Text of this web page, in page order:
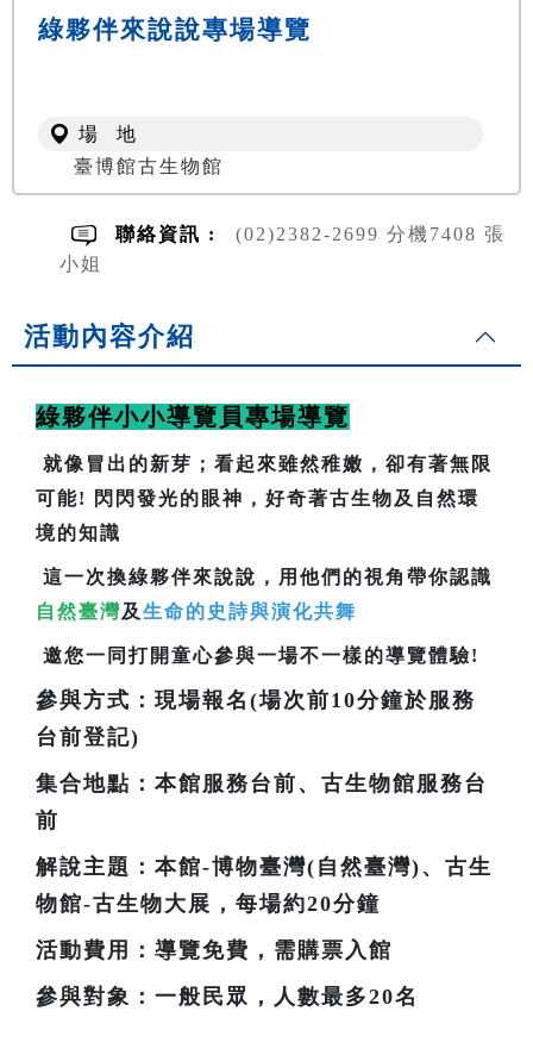
綠夥伴來說說專場導覽
場 地
臺博館古生物館
聯絡資訊 :
(02)2382-2699 分機7408 張
小姐
活動內容介紹
綠夥伴小小導覽員專場導覽
就像冒出的新芽；看起來雖然稚嫩，卻有著無限
可能! 閃閃發光的眼神，好奇著古生物及自然環
境的知識
這一次換綠夥伴來說說，用他們的視角帶你認識
自然臺灣及 生命的史詩與演化共舞
邀您一同打開童心參與一場不一樣的導覽體驗!
參與方式：現場報名(場次前10分鐘於服務
台前登記)
集合地點：本館服務台前、古生物館服務台
前
解說主題：本館-博物臺灣(自然臺灣)、古生
物館-古生物大展，每場約20分鐘
活動費用：導覽免費，需購票入館
參與對象：一般民眾，人數最多20名